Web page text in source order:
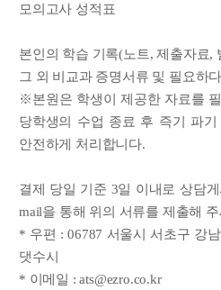
모의고사 성적표
본인의 학습 기록(노트, 제출자료,
그 외 비교과 증명서류 및 필요하
※본원은 학생이 제공한 자료를
당학생의 수업 종료 후 즉기 파
안전하게 처리합니다.
결제 당일 기준 3일 이내로 상담
mail을 통해 위의 서류를 제출해 주
* 우편 : 06787 서울시 서초구 강
댓수시
* 이메일 : ats@ezro.co.kr